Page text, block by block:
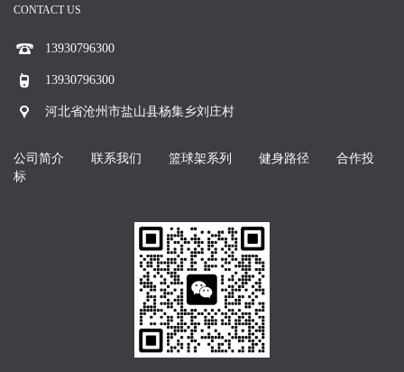
CONTACT US
13930796300
13930796300
河北省沧州市盐山县杨集乡刘庄村
公司简介 联系我们 篮球架系列 健身路径
合作投
标